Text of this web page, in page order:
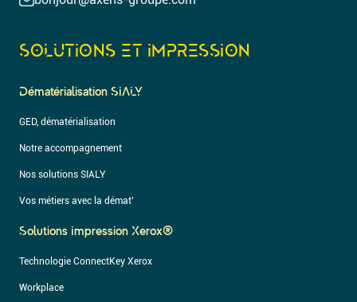
SOLUTIONS ET IMPRESSION
Dématérialisation SIALY
GED, dématérialisation
Notre accompagnement
Nos solutions SIALY
Vos métiers avec la démat’
Solutions Impression Xerox®
Technologie ConnectKey Xerox
Workplace